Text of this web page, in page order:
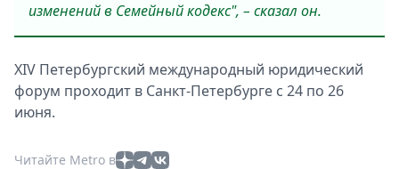
изменений в Семейный кодекс", – сказал он.
XIV Петербургский международный юридический
форум проходит в Санкт-Петербурге с 24 по 26
июня.
Читайте Metro в